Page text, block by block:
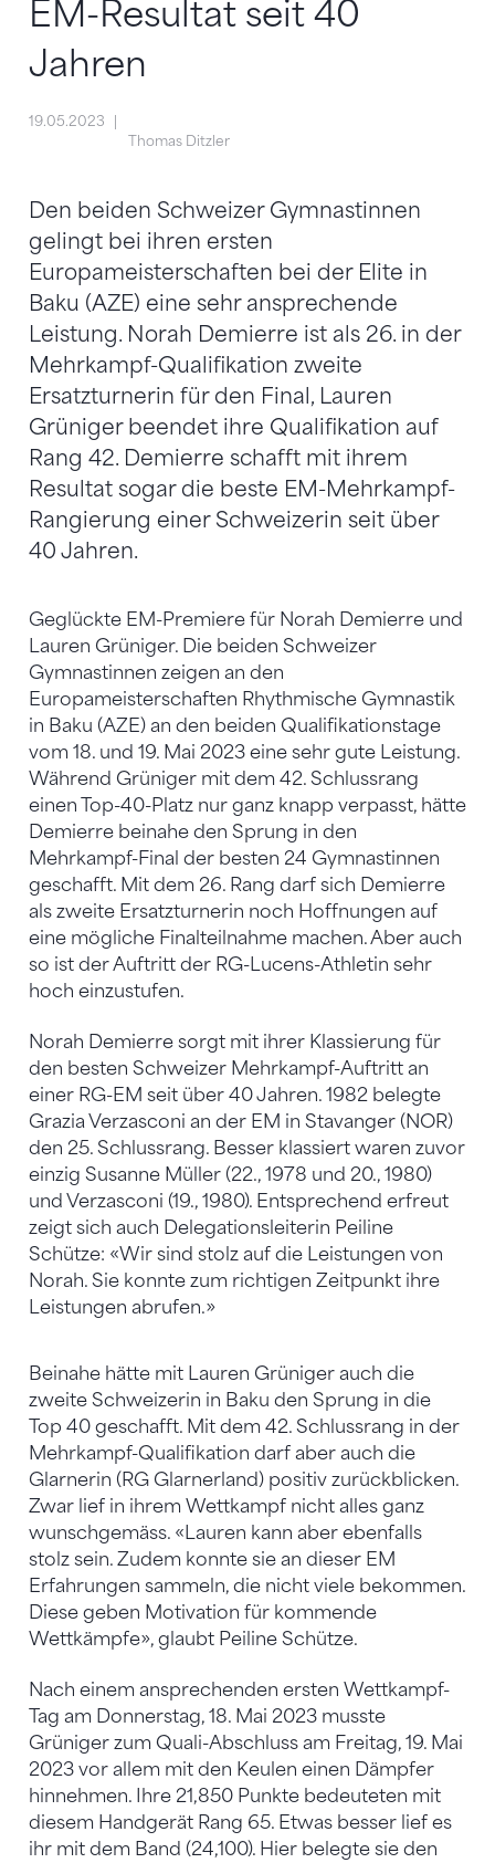
EM-Resultat seit 40
Jahren
19.05.2023
Thomas Ditzler
Den beiden Schweizer Gymnastinnen
gelingt bei ihren ersten
Europameisterschaften bei der Elite in
Baku (AZE) eine sehr ansprechende
Leistung. Norah Demierre ist als 26. in der
Mehrkampf-Qualifikation zweite
Ersatzturnerin für den Final, Lauren
Grüniger beendet ihre Qualifikation auf
Rang 42. Demierre schafft mit ihrem
Resultat sogar die beste EM-Mehrkampf-
Rangierung einer Schweizerin seit über
40 Jahren.
Geglückte EM-Premiere für Norah Demierre und
Lauren Grüniger. Die beiden Schweizer
Gymnastinnen zeigen an den
Europameisterschaften Rhythmische Gymnastik
in Baku (AZE) an den beiden Qualifikationstage
vom 18. und 19. Mai 2023 eine sehr gute Leistung.
Während Grüniger mit dem 42. Schlussrang
einen Top-40-Platz nur ganz knapp verpasst, hätte
Demierre beinahe den Sprung in den
Mehrkampf-Final der besten 24 Gymnastinnen
geschafft. Mit dem 26. Rang darf sich Demierre
als zweite Ersatzturnerin noch Hoffnungen auf
eine mögliche Finalteilnahme machen. Aber auch
so ist der Auftritt der RG-Lucens-Athletin sehr
hoch einzustufen.
Norah Demierre sorgt mit ihrer Klassierung für
den besten Schweizer Mehrkampf-Auftritt an
einer RG-EM seit über 40 Jahren. 1982 belegte
Grazia Verzasconi an der EM in Stavanger (NOR)
den 25. Schlussrang. Besser klassiert waren zuvor
einzig Susanne Müller (22., 1978 und 20., 1980)
und Verzasconi (19., 1980). Entsprechend erfreut
zeigt sich auch Delegationsleiterin Peiline
Schütze: «Wir sind stolz auf die Leistungen von
Norah. Sie konnte zum richtigen Zeitpunkt ihre
Leistungen abrufen.»
Beinahe hätte mit Lauren Grüniger auch die
zweite Schweizerin in Baku den Sprung in die
Top 40 geschafft. Mit dem 42. Schlussrang in der
Mehrkampf-Qualifikation darf aber auch die
Glarnerin (RG Glarnerland) positiv zurückblicken.
Zwar lief in ihrem Wettkampf nicht alles ganz
wunschgemäss. «Lauren kann aber ebenfalls
stolz sein. Zudem konnte sie an dieser EM
Erfahrungen sammeln, die nicht viele bekommen.
Diese geben Motivation für kommende
Wettkämpfe», glaubt Peiline Schütze.
Nach einem ansprechenden ersten Wettkampf-
Tag am Donnerstag, 18. Mai 2023 musste
Grüniger zum Quali-Abschluss am Freitag, 19. Mai
2023 vor allem mit den Keulen einen Dämpfer
hinnehmen. Ihre 21,850 Punkte bedeuteten mit
diesem Handgerät Rang 65. Etwas besser lief es
ihr mit dem Band (24,100). Hier belegte sie den